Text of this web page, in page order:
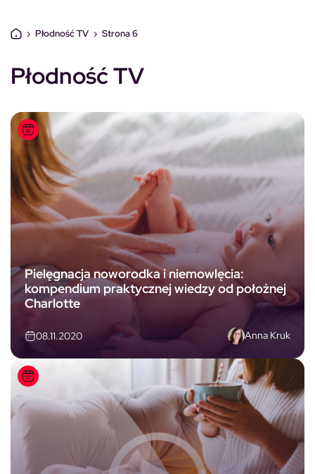
› Płodność TV › Strona 6
Płodność TV
Pielęgnacja noworodka i niemowlęcia:
kompendium praktycznej wiedzy od położnej
Charlotte
08.11.2020 Anna Kruk